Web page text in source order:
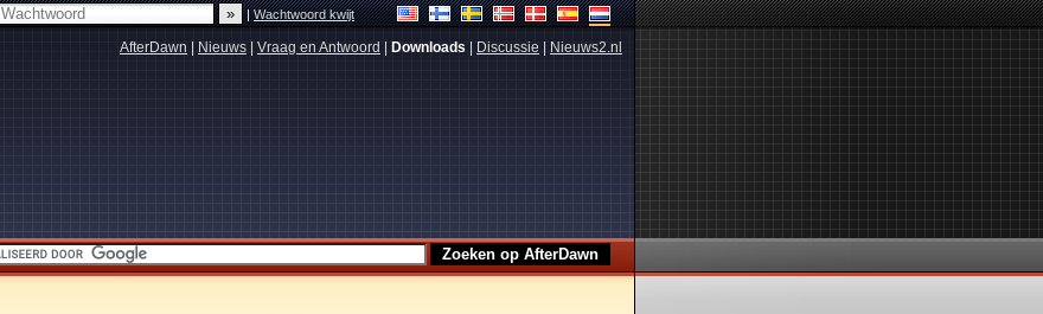
|Wachtwoord kwijt
AfterDawn Nieuws Vraag en Antwoord Downloads Discussie Nieuws2.nl